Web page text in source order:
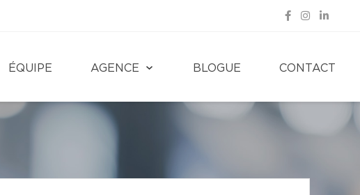
ÉQUIPE AGENCE BLOGUE CONTACT